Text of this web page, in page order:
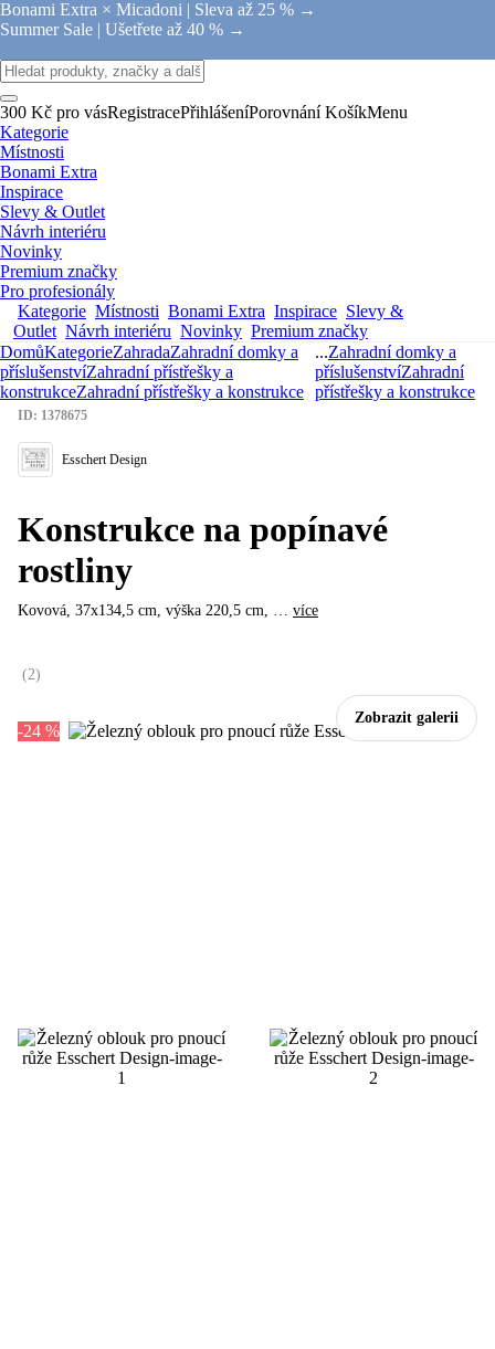
Bonami Extra × Micadoni | Sleva až 25 % →
Summer Sale | Ušetřete až 40 % →
300 Kč pro vásRegistracePřihlášeníPorovnání KošíkMenu
Kategorie
Místnosti
Bonami Extra
Inspirace
Slevy & Outlet
Návrh interiéru
Novinky
Premium značky
Pro profesionály
Kategorie Místnosti Bonami Extra Inspirace Slevy &
Outlet Návrh interiéru Novinky Premium značky
DomůKategorieZahradaZahradní domky a
příslušenstvíZahradní přístřešky a
konstrukceZahradní přístřešky a konstrukce
...Zahradní domky a
příslušenstvíZahradní
přístřešky a konstrukce
Zobrazit galerii
-24 %
ID: 1378675
Esschert Design
Konstrukce na popínavé
rostliny
Kovová, 37x134,5 cm, výška 220,5 cm, … více
(2)